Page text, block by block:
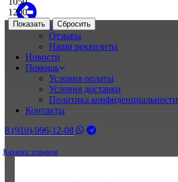
О нас
Отзывы
Наши реквизиты
Новости
Помощь
Условия оплаты
Условия доставки
Политика конфиденциальности
Контакты
8 (910)-996-12-08
Каталог товаров
1200
Показать